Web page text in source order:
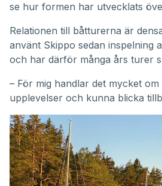
se hur formen har utvecklats
Relationen till båtturerna är
använt Skippo sedan inspelning
och har därför många års turer
– För mig handlar det mycket om
upplevelser och kunna blicka